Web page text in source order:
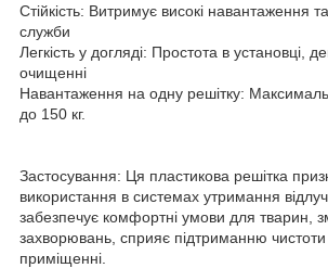
Стійкість: Витримує високі навантаження
служби
Легкість у догляді: Простота в установці,
очищенні
Навантаження на одну решітку:
до 150 кг.
Застосування: Ця пластикова решітка
використання в системах утримання
забезпечує комфортні умови для тварин,
захворювань, сприяє підтриманню чистоти
приміщенні.